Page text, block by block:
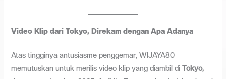
Video Klip dari Tokyo, Direkam dengan Apa Adanya
Atas tingginya antusiasme penggemar, WIJAYA80
memutuskan untuk merilis video klip yang diambil diTokyo,